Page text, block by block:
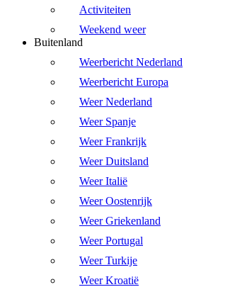
Activiteiten
Weekend weer
Buitenland
Weerbericht Nederland
Weerbericht Europa
Weer Nederland
Weer Spanje
Weer Frankrijk
Weer Duitsland
Weer Italië
Weer Oostenrijk
Weer Griekenland
Weer Portugal
Weer Turkije
Weer Kroatië